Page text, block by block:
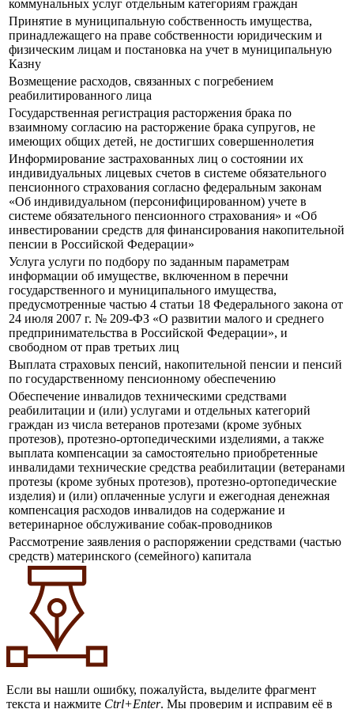
коммунальных услуг отдельным категориям граждан
Принятие в муниципальную собственность имущества,
принадлежащего на праве собственности юридическим и
физическим лицам и постановка на учет в муниципальную
Казну
Возмещение расходов, связанных с погребением
реабилитированного лица
Государственная регистрация расторжения брака по
взаимному согласию на расторжение брака супругов, не
имеющих общих детей, не достигших совершеннолетия
Информирование застрахованных лиц о состоянии их
индивидуальных лицевых счетов в системе обязательного
пенсионного страхования согласно федеральным законам
«Об индивидуальном (персонифицированном) учете в
системе обязательного пенсионного страхования» и «Об
инвестировании средств для финансирования накопительной
пенсии в Российской Федерации»
Услуга услуги по подбору по заданным параметрам
информации об имуществе, включенном в перечни
государственного и муниципального имущества,
предусмотренные частью 4 статьи 18 Федерального закона от
24 июля 2007 г. № 209-ФЗ «О развитии малого и среднего
предпринимательства в Российской Федерации», и
свободном от прав третьих лиц
Выплата страховых пенсий, накопительной пенсии и пенсий
по государственному пенсионному обеспечению
Обеспечение инвалидов техническими средствами
реабилитации и (или) услугами и отдельных категорий
граждан из числа ветеранов протезами (кроме зубных
протезов), протезно-ортопедическими изделиями, а также
выплата компенсации за самостоятельно приобретенные
инвалидами технические средства реабилитации (ветеранами
протезы (кроме зубных протезов), протезно-ортопедические
изделия) и (или) оплаченные услуги и ежегодная денежная
компенсация расходов инвалидов на содержание и
ветеринарное обслуживание собак-проводников
Рассмотрение заявления о распоряжении средствами (частью
средств) материнского (семейного) капитала
Если вы нашли ошибку, пожалуйста, выделите фрагмент
текста и нажмите Ctrl+Enter. Мы проверим и исправим её в